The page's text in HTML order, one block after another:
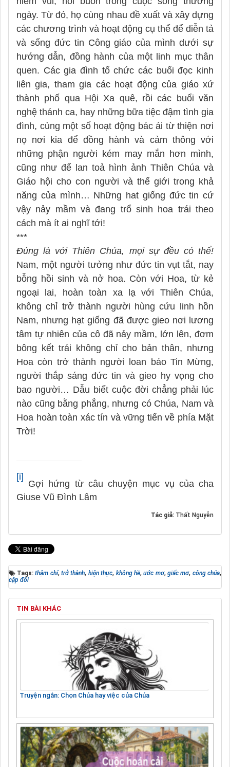
ngày. Từ đó, họ cùng nhau đề xuất và xây dựng
các chương trình và hoạt động cụ thể để diễn tả
và sống đức tin Công giáo của mình dưới sự
hướng dẫn, đồng hành của một linh mục thân
quen. Các gia đình tổ chức các buổi đọc kinh
liên gia, tham gia các hoạt động của giáo xứ
thành phố qua Hội Xa quê, rồi các buổi văn
nghệ thánh ca, hay những bữa tiệc đậm tình gia
đình, cùng một số hoạt động bác ái từ thiện nơi
nọ nơi kia để đồng hành và cảm thông với
những phận người kém may mắn hơn mình,
cũng như để lan toả hình ảnh Thiên Chúa và
Giáo hội cho con người và thế giới trong khả
năng của mình… Những hat giống đức tin cứ
vậy nảy mầm và đang trổ sinh hoa trái theo
cách mà ít ai nghĩ tới!
***
Đúng là với Thiên Chúa, mọi sự đều có thể!
Nam, một người tưởng như đức tin vụt tắt, nay
bỗng hồi sinh và nở hoa. Còn với Hoa, từ kẻ
ngoại lai, hoàn toàn xa lạ với Thiên Chúa,
không chỉ trở thành người hùng cứu linh hồn
Nam, nhưng hạt giống đã được gieo nơi lương
tâm tự nhiên của cô đã nảy mầm, lớn lên, đơm
bông kết trái không chỉ cho bản thân, nhưng
Hoa còn trở thành người loan báo Tin Mừng,
người thắp sáng đức tin và gieo hy vọng cho
bao người… Dẫu biết cuộc đời chẳng phải lúc
nào cũng bằng phẳng, nhưng có Chúa, Nam và
Hoa hoàn toàn xác tín và vững tiến về phía Mặt
Trời!
[i]
Gợi hứng từ câu chuyện mục vụ của cha
Giuse Vũ Đình Lâm
Tác giả: Thất Nguyễn
Tags:thậm chí,trở thành, hiện thực, không hề,ước mơ, giấc mơ, công chúa,
cặp đôi
TIN BÀI KHÁC
Truyện ngắn: Chọn Chúa hay việc của Chúa